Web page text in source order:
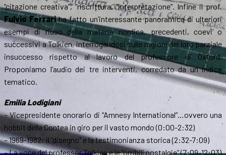
“citazione creativa”, “riscrittura, “interpretazione”. Infine il prof.
Fulvio Ferrariha fatto un’interessante panoramica di ulteriori
esempi di riuso della materia nordica, precedenti, coevi o
successivi a Tolkien, interrogandosi sulle ragioni del loro parziale
insuccesso rispetto al lavoro del professore di Oxford.
Proponiamo l’audio dei tre interventi, corredato da un indice
tematico.
Emilia Lodigiani
– Vicepresidente onorario di “Amnesy International”…ovvero una
hobbit della Contea in giro per il vasto mondo (0:00-2:32)
– 1969-1982: il “disegno” e la testimonianza storica (2:32-7:09)
– La voce del professor Tolkien e le “orribili nostalgie” (7:09-12:03)